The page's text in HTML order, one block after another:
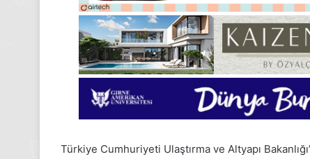
Türkiye Cumhuriyeti Ulaştırma ve Altyapı